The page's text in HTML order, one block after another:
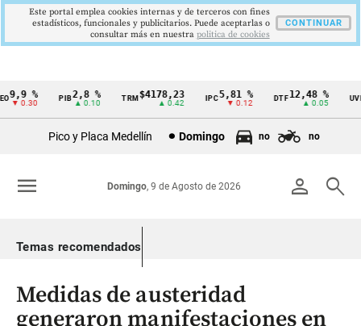
Cintillo
Colombia
%
0.30
2,8 %
▲ 0.10
TRM$4178,23
▲ 0.42
5,81 %
▼ 0.12
12,48 %
▲ 0.05
UVR
Pico y Placa Medellín Domingo no no
person search
Domingo, 9 de Agosto de 2026
menu
Temas recomendados
Medidas de austeridad
generaron manifestaciones en
Este portal emplea cookies internas y de terceros con fines
estadísticos, funcionales y publicitarios. Puede aceptarlas o
consultar más en nuestra politica de cookies
CONTINUAR